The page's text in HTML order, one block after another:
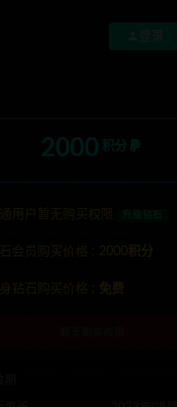
登录
2000 积分
用户暂无购买权限
会员购买价格 : 2000积分
钻石购买价格 : 免费